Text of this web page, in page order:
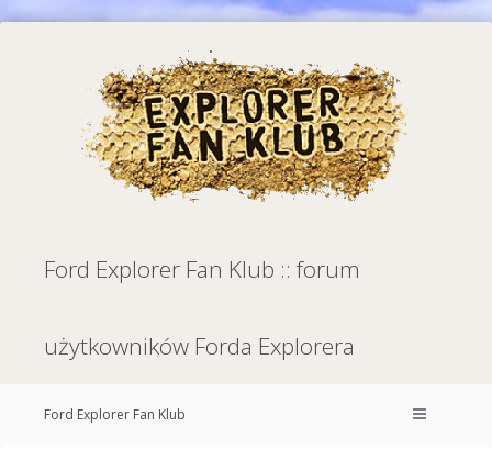
Ford Explorer Fan Klub :: forum
użytkowników Forda Explorera
Ford Explorer Fan Klub